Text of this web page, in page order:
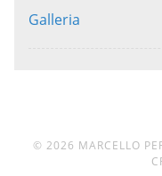
Galleria
© 2026 MARCELLO